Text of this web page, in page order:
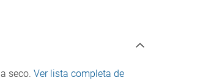
seco. Ver lista completa de